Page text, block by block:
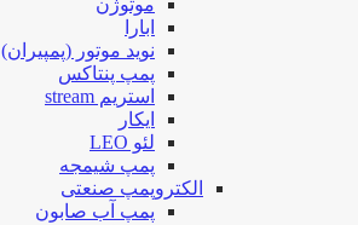
ابارا
نوید موتور (پمپیران)
پمپ پنتاکس
استریم stream
ایکار
لئو LEO
پمپ شیمجه
الکتروپمپ صنعتی
پمپ آب صابون